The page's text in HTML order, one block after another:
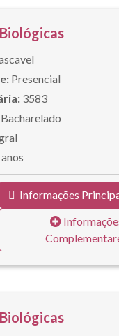
Presencial
3583
Bacharelado
Informações